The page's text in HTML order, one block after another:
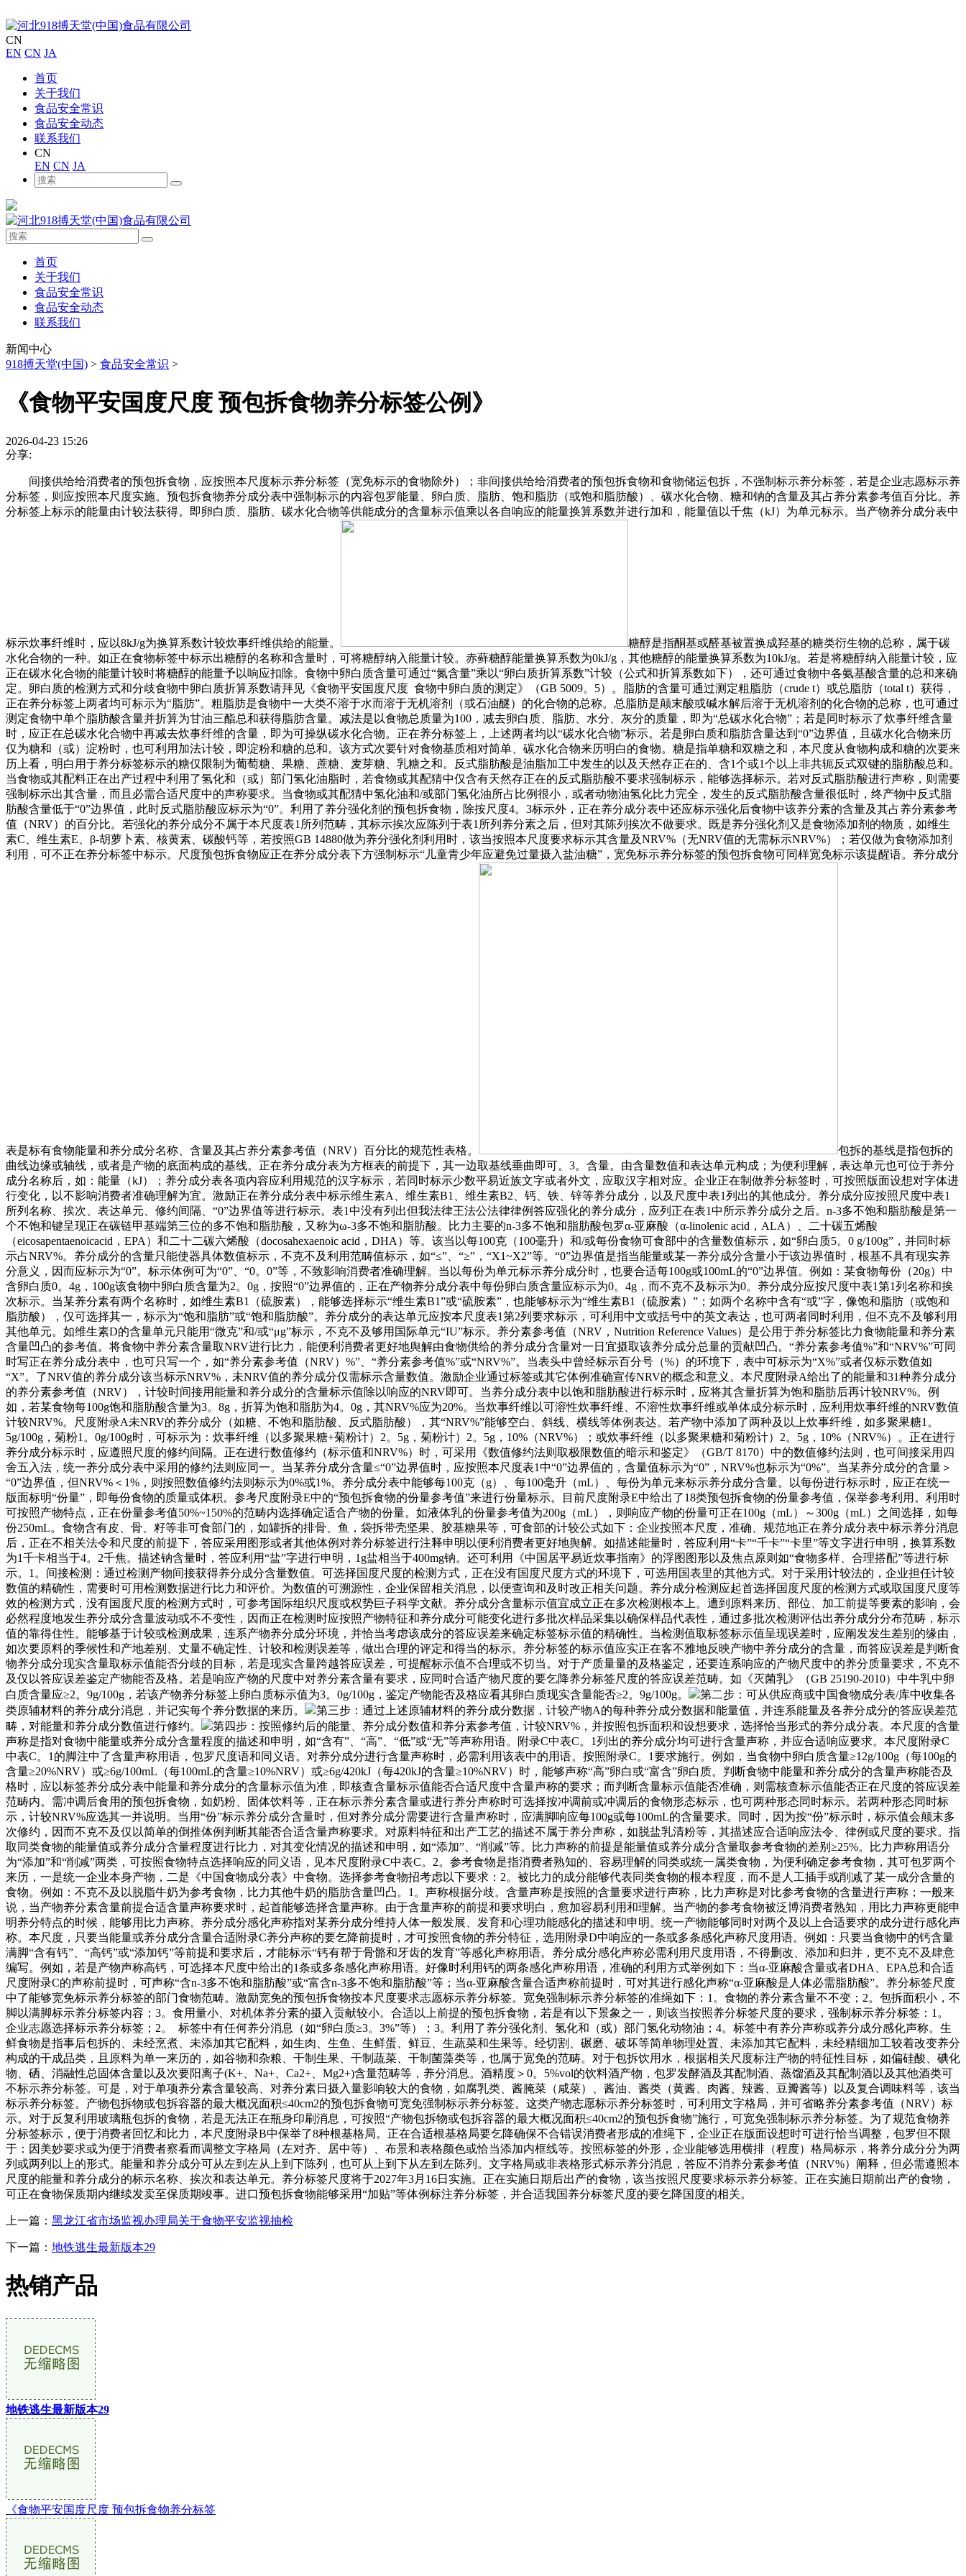
CN
EN CN JA
首页
关于我们
食品安全常识
食品安全动态
联系我们
CN
EN CN JA
首页
关于我们
食品安全常识
食品安全动态
联系我们
新闻中心
918搏天堂(中国) > 食品安全常识 >
《食物平安国度尺度 预包拆食物养分标签公例》
2026-04-23 15:26
分享:
间接供给给消费者的预包拆食物，应按照本尺度标示养分标签（宽免标示的食物除外）；非间接供给给消费者的预包拆食物和食物储运包拆，不强制标示养分标签，若是企业志愿标示养
分标签，则应按照本尺度实施。预包拆食物养分成分表中强制标示的内容包罗能量、卵白质、脂肪、饱和脂肪（或饱和脂肪酸）、碳水化合物、糖和钠的含量及其占养分素参考值百分比。养
分标签上标示的能量由计较法获得。即卵白质、脂肪、碳水化合物等供能成分的含量标示值乘以各自响应的能量换算系数并进行加和，能量值以千焦（kJ）为单元标示。当产物养分成分表中
标示炊事纤维时，应以8kJ/g为换算系数计较炊事纤维供给的能量。
糖醇是指酮基或醛基被置换成羟基的糖类衍生物的总称，属于碳
水化合物的一种。如正在食物标签中标示出糖醇的名称和含量时，可将糖醇纳入能量计较。赤藓糖醇能量换算系数为0kJ/g，其他糖醇的能量换算系数为10kJ/g。若是将糖醇纳入能量计较，应
正在碳水化合物的能量计较时将糖醇的能量予以响应扣除。食物中卵白质含量可通过“氮含量”乘以“卵白质折算系数”计较（公式和折算系数如下），还可通过食物中各氨基酸含量的总和来确
定。卵白质的检测方式和分歧食物中卵白质折算系数请拜见《食物平安国度尺度 食物中卵白质的测定》（GB 5009。5）。脂肪的含量可通过测定粗脂肪（crude t）或总脂肪（total t）获得，
正在养分标签上两者均可标示为“脂肪”。粗脂肪是食物中一大类不溶于水而溶于无机溶剂（或石油醚）的化合物的总称。总脂肪是颠末酸或碱水解后溶于无机溶剂的化合物的总称，也可通过
测定食物中单个脂肪酸含量并折算为甘油三酯总和获得脂肪含量。减法是以食物总质量为100，减去卵白质、脂肪、水分、灰分的质量，即为“总碳水化合物”；若是同时标示了炊事纤维含量
时，应正在总碳水化合物中再减去炊事纤维的含量，即为可操纵碳水化合物。正在养分标签上，上述两者均以“碳水化合物”标示。若是卵白质和脂肪含量达到“0”边界值，且碳水化合物来历
仅为糖和（或）淀粉时，也可利用加法计较，即淀粉和糖的总和。该方式次要针对食物基质相对简单、碳水化合物来历明白的食物。糖是指单糖和双糖之和，本尺度从食物构成和糖的次要来
历上看，明白用于养分标签标示的糖仅限制为葡萄糖、果糖、蔗糖、麦芽糖、乳糖之和。反式脂肪酸是油脂加工中发生的以及天然存正在的、含1个或1个以上非共轭反式双键的脂肪酸总和。
当食物或其配料正在出产过程中利用了氢化和（或）部门氢化油脂时，若食物或其配猜中仅含有天然存正在的反式脂肪酸不要求强制标示，能够选择标示。若对反式脂肪酸进行声称，则需要
强制标示出其含量，而且必需合适尺度中的声称要求。当食物或其配猜中氢化油和/或部门氢化油所占比例很小，或者动物油氢化比力完全，发生的反式脂肪酸含量很低时，终产物中反式脂
肪酸含量低于“0”边界值，此时反式脂肪酸应标示为“0”。利用了养分强化剂的预包拆食物，除按尺度4。3标示外，正在养分成分表中还应标示强化后食物中该养分素的含量及其占养分素参考
值（NRV）的百分比。若强化的养分成分不属于本尺度表1所列范畴，其标示挨次应陈列于表1所列养分素之后，但对其陈列挨次不做要求。既是养分强化剂又是食物添加剂的物质，如维生
素C、维生素E、β-胡萝卜素、核黄素、碳酸钙等，若按照GB 14880做为养分强化剂利用时，该当按照本尺度要求标示其含量及NRV%（无NRV值的无需标示NRV%）；若仅做为食物添加剂
利用，可不正在养分标签中标示。尺度预包拆食物应正在养分成分表下方强制标示“儿童青少年应避免过量摄入盐油糖”，宽免标示养分标签的预包拆食物可同样宽免标示该提醒语。养分成分
表是标有食物能量和养分成分名称、含量及其占养分素参考值（NRV）百分比的规范性表格。
包拆的基线是指包拆的
曲线边缘或轴线，或者是产物的底面构成的基线。正在养分成分表为方框表的前提下，其一边取基线垂曲即可。3。含量。由含量数值和表达单元构成；为便利理解，表达单元也可位于养分
成分名称后，如：能量（kJ）；养分成分表各项内容应利用规范的汉字标示，若同时标示少数平易近族文字或者外文，应取汉字相对应。企业正在制做养分标签时，可按照版面设想对字体进
行变化，以不影响消费者准确理解为宜。激励正在养分成分表中标示维生素A、维生素B1、维生素B2、钙、铁、锌等养分成分，以及尺度中表1列出的其他成分。养分成分应按照尺度中表1
所列名称、挨次、表达单元、修约间隔、“0”边界值等进行标示。表1中没有列出但我法律王法公法律律例答应强化的养分成分，应列正在表1中所示养分成分之后。n-3多不饱和脂肪酸是第一
个不饱和键呈现正在碳链甲基端第三位的多不饱和脂肪酸，又称为ω-3多不饱和脂肪酸。比力主要的n-3多不饱和脂肪酸包罗α-亚麻酸（α-linolenic acid，ALA）、二十碳五烯酸
（eicosapentaenoicacid，EPA）和二十二碳六烯酸（docosahexaenoic acid，DHA）等。该当以每100克（100毫升）和/或每份食物可食部中的含量数值标示，如“卵白质5。0 g/100g”，并同时标
示占NRV%。养分成分的含量只能使器具体数值标示，不克不及利用范畴值标示，如“≤”、“≥”，“X1~X2”等。“0”边界值是指当能量或某一养分成分含量小于该边界值时，根基不具有现实养
分意义，因而应标示为“0”。标示体例可为“0”、“0。0”等，不致影响消费者准确理解。当以每份为单元标示养分成分时，也要合适每100g或100mL的“0”边界值。例如：某食物每份（20g）中
含卵白质0。4g，100g该食物中卵白质含量为2。0g，按照“0”边界值的，正在产物养分成分表中每份卵白质含量应标示为0。4g，而不克不及标示为0。养分成分应按尺度中表1第1列名称和挨
次标示。当某养分素有两个名称时，如维生素B1（硫胺素），能够选择标示“维生素B1”或“硫胺素”，也能够标示为“维生素B1（硫胺素）”；如两个名称中含有“或”字，像饱和脂肪（或饱和
脂肪酸），仅可选择其一，标示为“饱和脂肪”或“饱和脂肪酸”。养分成分的表达单元应按本尺度表1第2列要求标示，可利用中文或括号中的英文表达，也可两者同时利用，但不克不及够利用
其他单元。如维生素D的含量单元只能用“微克”和/或“μg”标示，不克不及够用国际单元“IU”标示。养分素参考值（NRV，Nutrition Reference Values）是公用于养分标签比力食物能量和养分素
含量凹凸的参考值。将食物中养分素含量取NRV进行比力，能便利消费者更好地舆解由食物供给的养分成分含量对一日宜摄取该养分成分总量的贡献凹凸。“养分素参考值%”和“NRV%”可同
时写正在养分成分表中，也可只写一个，如“养分素参考值（NRV）%”、“养分素参考值%”或“NRV%”。当表头中曾经标示百分号（%）的环境下，表中可标示为“X%”或者仅标示数值如
“X”。了NRV值的养分成分该当标示NRV%，未NRV值的养分成分仅需标示含量数值。激励企业通过标签或其它体例准确宣传NRV的概念和意义。本尺度附录A给出了的能量和31种养分成分
的养分素参考值（NRV），计较时间接用能量和养分成分的含量标示值除以响应的NRV即可。当养分成分表中以饱和脂肪酸进行标示时，应将其含量折算为饱和脂肪后再计较NRV%。例
如，若某食物每100g饱和脂肪酸含量为3。8g，折算为饱和脂肪为4。0g，其NRV%应为20%。当炊事纤维以可溶性炊事纤维、不溶性炊事纤维或单体成分标示时，应利用炊事纤维的NRV数值
计较NRV%。尺度附录A未NRV的养分成分（如糖、不饱和脂肪酸、反式脂肪酸），其“NRV%”能够空白、斜线、横线等体例表达。若产物中添加了两种及以上炊事纤维，如多聚果糖1。
5g/100g，菊粉1。0g/100g时，可标示为：炊事纤维（以多聚果糖+菊粉计）2。5g，菊粉计）2。5g，10%（NRV%）；或炊事纤维（以多聚果糖和菊粉计）2。5g，10%（NRV%）。正在进行
养分成分标示时，应遵照尺度的修约间隔。正在进行数值修约（标示值和NRV%）时，可采用《数值修约法则取极限数值的暗示和鉴定》（GB/T 8170）中的数值修约法则，也可间接采用四
舍五入法，统一养分成分表中采用的修约法则应同一。当某养分成分含量≤“0”边界值时，应按照本尺度表1中“0”边界值的，含量值标示为“0”，NRV%也标示为“0%”。当某养分成分的含量＞
“0”边界值，但NRV%＜1%，则按照数值修约法则标示为0%或1%。养分成分表中能够每100克（g）、每100毫升（mL）、每份为单元来标示养分成分含量。以每份进行标示时，应正在统一
版面标明“份量”，即每份食物的质量或体积。参考尺度附录E中的“预包拆食物的份量参考值”来进行份量标示。目前尺度附录E中给出了18类预包拆食物的份量参考值，保举参考利用。利用时
可按照产物特点，正在份量参考值50%~150%的范畴内选择确定适合产物的份量。如液体乳的份量参考值为200g（mL），则响应产物的份量可正在100g（mL）～300g（mL）之间选择，如每
份250mL。食物含有皮、骨、籽等非可食部门的，如罐拆的排骨、鱼，袋拆带壳坚果、胶基糖果等，可食部的计较公式如下：企业按照本尺度，准确、规范地正在养分成分表中标示养分消息
后，正在不相关法令和尺度的前提下，答应采用图形或者其他体例对养分标签进行注释申明以便利消费者更好地舆解。如描述能量时，答应利用“卡”“千卡”“卡里”等文字进行申明，换算系数
为1千卡相当于4。2千焦。描述钠含量时，答应利用“盐”字进行申明，1g盐相当于400mg钠。还可利用《中国居平易近炊事指南》的浮图图形以及焦点原则如“食物多样、合理搭配”等进行标
示。1。间接检测：通过检测产物间接获得养分成分含量数值。可选择国度尺度的检测方式，正在没有国度尺度方式的环境下，可选用国表里的其他方式。对于采用计较法的，企业担任计较
数值的精确性，需要时可用检测数据进行比力和评价。为数值的可溯源性，企业保留相关消息，以便查询和及时改正相关问题。养分成分检测应起首选择国度尺度的检测方式或取国度尺度等
效的检测方式，没有国度尺度的检测方式时，可参考国际组织尺度或权势巨子科学文献。养分成分含量标示值宜成立正在多次检测根本上。遭到原料来历、部位、加工前提等要素的影响，会
必然程度地发生养分成分含量波动或不不变性，因而正在检测时应按照产物特征和养分成分可能变化进行多批次样品采集以确保样品代表性，通过多批次检测评估出养分成分分布范畴，标示
值的靠得住性。能够基于计较或检测成果，连系产物养分成分环境，并恰当考虑该成分的答应误差来确定标签标示值的精确性。当检测值取标签标示值呈现误差时，应阐发发生差别的缘由，
如次要原料的季候性和产地差别、丈量不确定性、计较和检测误差等，做出合理的评定和得当的标示。养分标签的标示值应实正在客不雅地反映产物中养分成分的含量，而答应误差是判断食
物养分成分现实含量取标示值能否分歧的目标，若是现实含量跨越答应误差，可提醒标示值不合理或不切当。对于产质量量的及格鉴定，还要连系响应的产物尺度中的养分质量要求，不克不
及仅以答应误差鉴定产物能否及格。若是响应产物的尺度中对养分素含量有要求，应同时合适产物尺度的要乞降养分标签尺度的答应误差范畴。如《灭菌乳》（GB 25190-2010）中牛乳中卵
白质含量应≥2。9g/100g，若该产物养分标签上卵白质标示值为3。0g/100g，鉴定产物能否及格应看其卵白质现实含量能否≥2。9g/100g。
第二步：可从供应商或中国食物成分表/库中收集各
类原辅材料的养分成分消息，并记实每个养分数据的来历。
第三步：通过上述原辅材料的养分成分数据，计较产物A的每种养分成分数据和能量值，并连系能量及各养分成分的答应误差范
畴，对能量和养分成分数值进行修约。
第四步：按照修约后的能量、养分成分数值和养分素参考值，计较NRV%，并按照包拆面积和设想要求，选择恰当形式的养分成分表。本尺度的含量
声称是指对食物中能量或养分成分含量程度的描述和申明，如“含有”、“高”、“低”或“无”等声称用语。附录C中表C。1列出的养分成分均可进行含量声称，并应合适响应要求。本尺度附录C
中表C。1的脚注中了含量声称用语，包罗尺度语和同义语。对养分成分进行含量声称时，必需利用该表中的用语。按照附录C。1要求施行。例如，当食物中卵白质含量≥12g/100g（每100g的
含量≥20%NRV）或≥6g/100mL（每100mL的含量≥10%NRV）或≥6g/420kJ（每420kJ的含量≥10%NRV）时，能够声称“高”卵白或“富含”卵白质。判断食物中能量和养分成分的含量声称能否及
格时，应以标签养分成分表中能量和养分成分的含量标示值为准，即核查含量标示值能否合适尺度中含量声称的要求；而判断含量标示值能否准确，则需核查标示值能否正在尺度的答应误差
范畴内。需冲调后食用的预包拆食物，如奶粉、固体饮料等，正在标示养分素含量或进行养分声称时可选择按冲调前或冲调后的食物形态标示，也可两种形态同时标示。若两种形态同时标
示，计较NRV%应选其一并说明。当用“份”标示养分成分含量时，但对养分成分需要进行含量声称时，应满脚响应每100g或每100mL的含量要求。同时，因为按“份”标示时，标示值会颠末多
次修约，因而不克不及仅以简单的倒推体例判断其能否合适含量声称要求。对原料特征和出产工艺的描述不属于养分声称，如脱盐乳清粉等，其描述应合适响应法令、律例或尺度的要求。指
取同类食物的能量值或养分成分含量程度进行比力，对其变化情况的描述和申明，如“添加”、“削减”等。比力声称的前提是能量值或养分成分含量取参考食物的差别≥25%。比力声称用语分
为“添加”和“削减”两类，可按照食物特点选择响应的同义语，见本尺度附录C中表C。2。参考食物是指消费者熟知的、容易理解的同类或统一属类食物，为便利确定参考食物，其可包罗两个
来历，一是统一企业本身产物，二是《中国食物成分表》中食物。选择参考食物招考虑以下要求：2。被比力的成分能够代表同类食物的根本程度，而不是人工插手或削减了某一成分含量的
食物。例如：不克不及以脱脂牛奶为参考食物，比力其他牛奶的脂肪含量凹凸。1。声称根据分歧。含量声称是按照的含量要求进行声称，比力声称是对比参考食物的含量进行声称；一般来
说，当产物养分素含量前提合适含量声称要求时，起首能够选择含量声称。由于含量声称的前提和要求明白，愈加容易利用和理解。当产物的参考食物被泛博消费者熟知，用比力声称更能申
明养分特点的时候，能够用比力声称。养分成分感化声称指对某养分成分维持人体一般发展、发育和心理功能感化的描述和申明。统一产物能够同时对两个及以上合适要求的成分进行感化声
称。本尺度，只要当能量或养分成分含量合适附录C养分声称的要乞降前提时，才可按照食物的养分特征，选用附录D中响应的一条或多条感化声称尺度用语。例如：只要当食物中的钙含量
满脚“含有钙”、“高钙”或“添加钙”等前提和要求后，才能标示“钙有帮于骨骼和牙齿的发育”等感化声称用语。养分成分感化声称必需利用尺度用语，不得删改、添加和归并，更不克不及肆意
编写。例如，若是产物声称高钙，可选择本尺度中给出的1条或多条感化声称用语。好像时利用钙的两条感化声称用语，准确的利用方式举例如下：当α-亚麻酸含量或者DHA、EPA总和合适
尺度附录C的声称前提时，可声称“含n-3多不饱和脂肪酸”或“富含n-3多不饱和脂肪酸”等；当α-亚麻酸含量合适声称前提时，可对其进行感化声称“α-亚麻酸是人体必需脂肪酸”。养分标签尺度
中了能够宽免标示养分标签的部门食物范畴。激励宽免的预包拆食物按本尺度要求志愿标示养分标签。宽免强制标示养分标签的准绳如下：1。食物的养分素含量不不变；2。包拆面积小，不
脚以满脚标示养分标签内容；3。食用量小、对机体养分素的摄入贡献较小。合适以上前提的预包拆食物，若是有以下景象之一，则该当按照养分标签尺度的要求，强制标示养分标签：1。
企业志愿选择标示养分标签；2。 标签中有任何养分消息（如“卵白质≥3。3%”等）；3。利用了养分强化剂、氢化和（或）部门氢化动物油；4。标签中有养分声称或养分成分感化声称。生
鲜食物是指事后包拆的、未经烹煮、未添加其它配料，如生肉、生鱼、生鲜蛋、鲜豆、生蔬菜和生果等。经切割、碾磨、破坏等简单物理处置、未添加其它配料，未经精细加工较着改变养分
构成的干成品类，且原料为单一来历的，如谷物和杂粮、干制生果、干制蔬菜、干制菌藻类等，也属于宽免的范畴。对于包拆饮用水，根据相关尺度标注产物的特征性目标，如偏硅酸、碘化
物、硒、消融性总固体含量以及次要阳离子(K+、Na+、Ca2+、Mg2+)含量范畴等，养分消息。酒精度＞0。5%vol的饮料酒产物，包罗发酵酒及其配制酒、蒸馏酒及其配制酒以及其他酒类可
不标示养分标签。可是，对于单项养分素含量较高、对养分素日摄入量影响较大的食物，如腐乳类、酱腌菜（咸菜）、酱油、酱类（黄酱、肉酱、辣酱、豆瓣酱等）以及复合调味料等，该当
标示养分标签。产物包拆物或包拆容器的最大概况面积≤40cm2的预包拆食物可宽免强制标示养分标签。这类产物志愿标示养分标签时，可利用文字格局，并可省略养分素参考值（NRV）标
示。对于反复利用玻璃瓶包拆的食物，若是无法正在瓶身印刷消息，可按照“产物包拆物或包拆容器的最大概况面积≤40cm2的预包拆食物”施行，可宽免强制标示养分标签。为了规范食物养
分标签标示，便于消费者回忆和比力，本尺度附录B中保举了8种根基格局。正在合适根基格局要乞降确保不合错误消费者形成的准绳下，企业正在版面设想时可进行恰当调整，包罗但不限
于：因美妙要求或为便于消费者察看而调整文字格局（左对齐、居中等）、布景和表格颜色或恰当添加内框线等。按照标签的外形，企业能够选用横排（程度）格局标示，将养分成分分为两
列或两列以上的形式。能量和养分成分可从左到左从上到下陈列，也可从上到下从左到左陈列。文字格局或非表格形式标示养分消息，答应不消养分素参考值（NRV%）阐释，但必需遵照本
尺度的能量和养分成分的标示名称、挨次和表达单元。养分标签尺度将于2027年3月16日实施。正在实施日期后出产的食物，该当按照尺度要求标示养分标签。正在实施日期前出产的食物，
可正在食物保质期内继续发卖至保质期竣事。进口预包拆食物能够采用“加贴”等体例标注养分标签，并合适我国养分标签尺度的要乞降国度的相关。
上一篇： 黑龙江省市场监视办理局关于食物平安监视抽检
下一篇： 地铁逃生最新版本29
热销产品
地铁逃生最新版本29
《食物平安国度尺度 预包拆食物养分标签